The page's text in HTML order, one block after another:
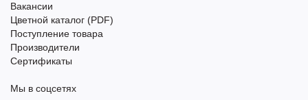
Вакансии
Цветной каталог (PDF)
Поступление товара
Производители
Сертификаты
Мы в соцсетях